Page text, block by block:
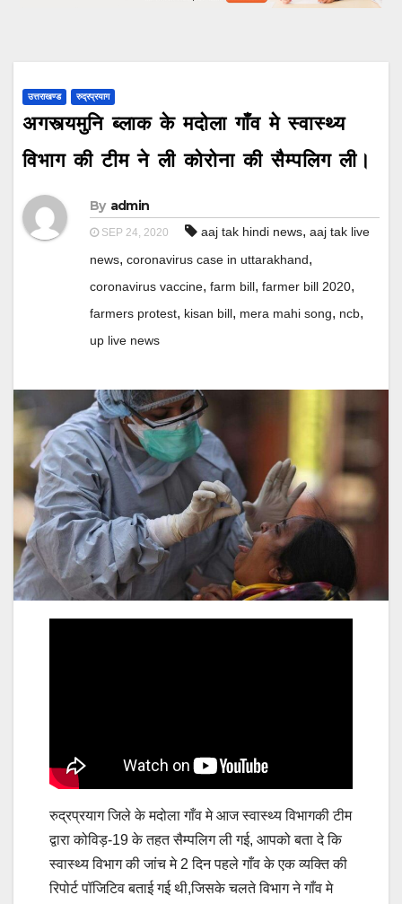
उत्तराखण्ड रुद्रप्रयाग
अगस्त्यमुनि ब्लाक के मदोला गाँव मे स्वास्थ्य
विभाग की टीम ने ली कोरोना की सैम्पलिग ली।
By admin
SEP 24, 2020 aaj tak hindi news, aaj tak live
news, coronavirus case in uttarakhand,
coronavirus vaccine, farm bill, farmer bill 2020,
farmers protest, kisan bill, mera mahi song, ncb,
up live news
रुद्रप्रयाग जिले के मदोला गाँव मे आज स्वास्थ्य विभागकी टीम
द्वारा कोविड़-19 के तहत सैम्पलिग ली गई, आपको बता दे कि
स्वास्थ्य विभाग की जांच मे 2 दिन पहले गाँव के एक व्यक्ति की
रिपोर्ट पॉजिटिव बताई गई थी,जिसके चलते विभाग ने गाँव मे